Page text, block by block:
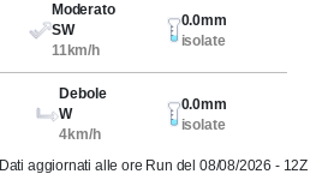
Moderato
SW
11km/h
0.0mm
isolate
Debole
W
4km/h
0.0mm
isolate
Dati aggiornati alle ore Run del 08/08/2026 - 12Z